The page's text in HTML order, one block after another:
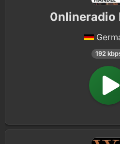
0nlineradio
192